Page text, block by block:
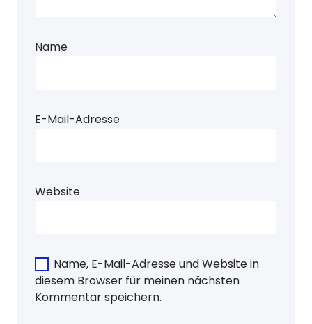
Name
E-Mail-Adresse
Website
Name, E-Mail-Adresse und Website in
diesem Browser für meinen nächsten
Kommentar speichern.